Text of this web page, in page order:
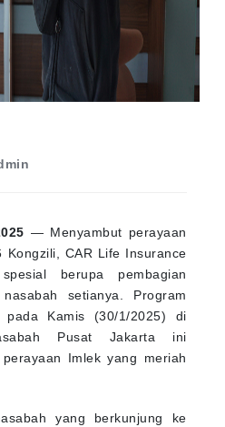
— Menyambut perayaan
Kongzili, CAR Life Insurance
berupa pembagian
setianya. Program
pada Kamis (30/1/2025) di
Pusat Jakarta ini
Imlek yang meriah
yang berkunjung ke